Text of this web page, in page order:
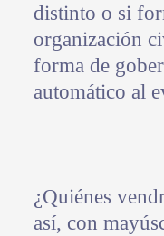
distinto o si
organización
forma de
automático al
¿Quiénes
así, con